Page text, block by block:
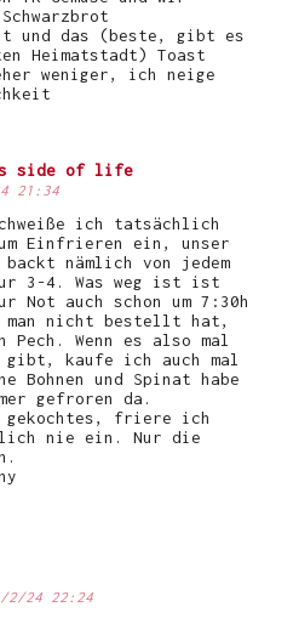
und das (beste, gibt es
Heimatstadt) Toast
weniger, ich neige
side of life
21:34
ich tatsächlich
Einfrieren ein, unser
backt nämlich von jedem
3-4. Was weg ist ist
Not auch schon um 7:30h
man nicht bestellt hat,
Pech. Wenn es also mal
gibt, kaufe ich auch mal
Bohnen und Spinat habe
gefroren da.
friere ich
nie ein. Nur die
2/24 22:24